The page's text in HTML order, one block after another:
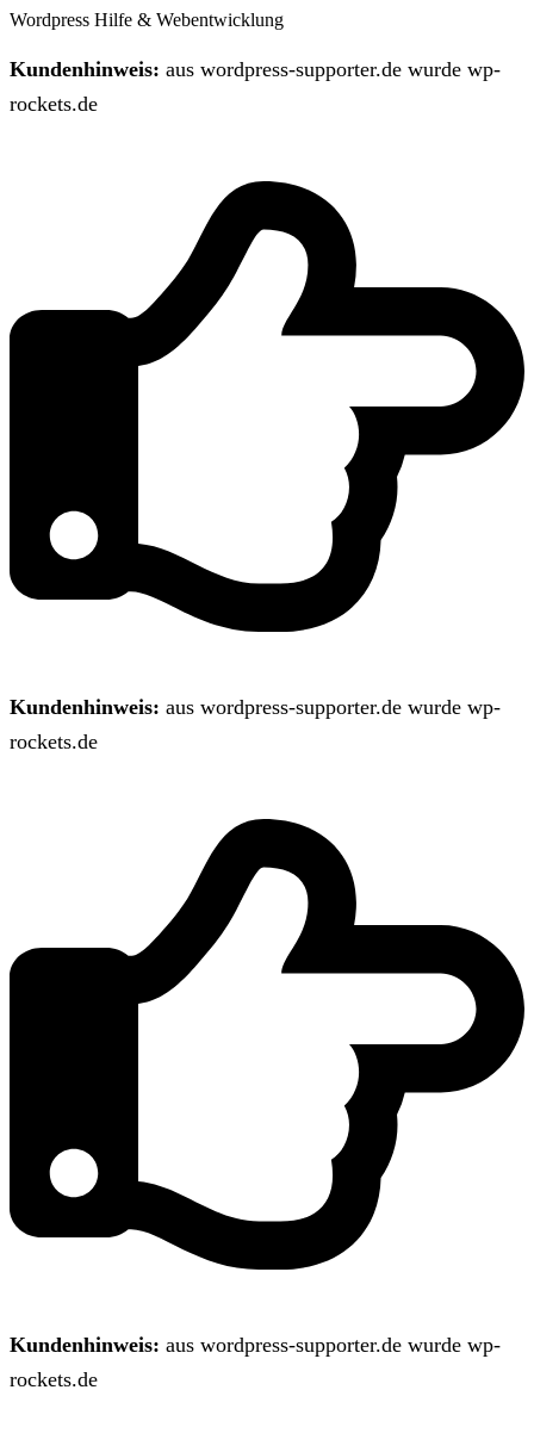
Wordpress Hilfe & Webentwicklung
Kundenhinweis: aus wordpress-supporter.de wurde wp-
rockets.de
Kundenhinweis: aus wordpress-supporter.de wurde wp-
rockets.de
Kundenhinweis: aus wordpress-supporter.de wurde wp-
rockets.de